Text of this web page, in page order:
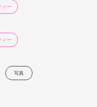
ィー
ィー
写真